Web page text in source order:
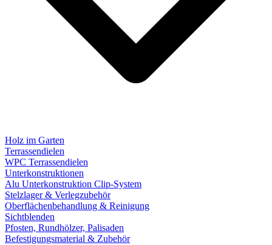
Holz im Garten
Terrassendielen
WPC Terrassendielen
Unterkonstruktionen
Alu Unterkonstruktion Clip-System
Stelzlager & Verlegzubehör
Oberflächenbehandlung & Reinigung
Sichtblenden
Pfosten, Rundhölzer, Palisaden
Befestigungsmaterial & Zubehör